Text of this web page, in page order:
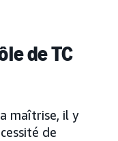
de TC
maîtrise, il y
de